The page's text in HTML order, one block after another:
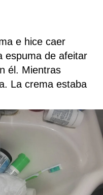
e hice caer
espuma de afeitar
él. Mientras
La crema estaba